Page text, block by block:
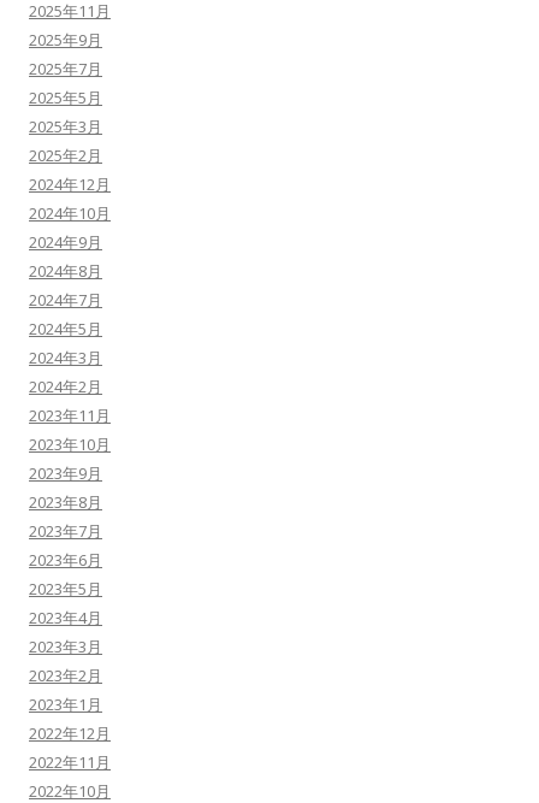
2025年11月
2025年9月
2025年7月
2025年5月
2025年3月
2025年2月
2024年12月
2024年10月
2024年9月
2024年8月
2024年7月
2024年5月
2024年3月
2024年2月
2023年11月
2023年10月
2023年9月
2023年8月
2023年7月
2023年6月
2023年5月
2023年4月
2023年3月
2023年2月
2023年1月
2022年12月
2022年11月
2022年10月